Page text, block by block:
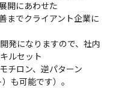
開にあわせた
までクライアント企業に
発になりますので、社内
ルセット
チロン、逆パターン
も可能です）。